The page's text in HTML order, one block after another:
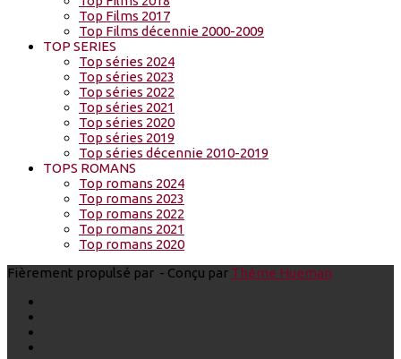
Top Films 2017
Top Films décennie 2000-2009
TOP SERIES
Top séries 2024
Top séries 2023
Top séries 2022
Top séries 2021
Top séries 2020
Top séries 2019
Top séries décennie 2010-2019
TOPS ROMANS
Top romans 2024
Top romans 2023
Top romans 2022
Top romans 2021
Top romans 2020
Fièrement propulsé par - Conçu par Thème Hueman